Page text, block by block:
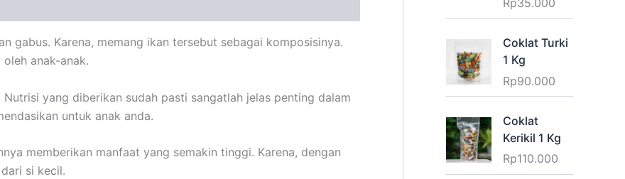
gabus. Karena, memang ikan tersebut sebagai komposisinya.
anak-anak.
yang diberikan sudah pasti sangatlah jelas penting dalam
untuk anak anda.
memberikan manfaat yang semakin tinggi. Karena, dengan
si kecil.
Rp35.000
Coklat Turki
1 Kg
Rp90.000
Coklat
Kerikil 1 Kg
Rp110.000